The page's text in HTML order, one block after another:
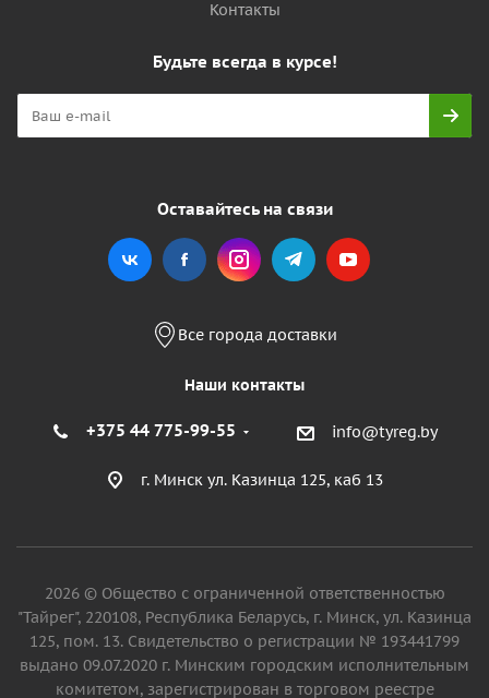
Контакты
Будьте всегда в курсе!
Оставайтесь на связи
Все города доставки
Наши контакты
+375 44 775-99-55 info@tyreg.by
г. Минск ул. Казинца 125, каб 13
2026 © Общество с ограниченной ответственностью
"Тайрег", 220108, Республика Беларусь, г. Минск, ул. Казинца
125, пом. 13. Свидетельство о регистрации № 193441799
выдано 09.07.2020 г. Минским городским исполнительным
комитетом, зарегистрирован в торговом реестре